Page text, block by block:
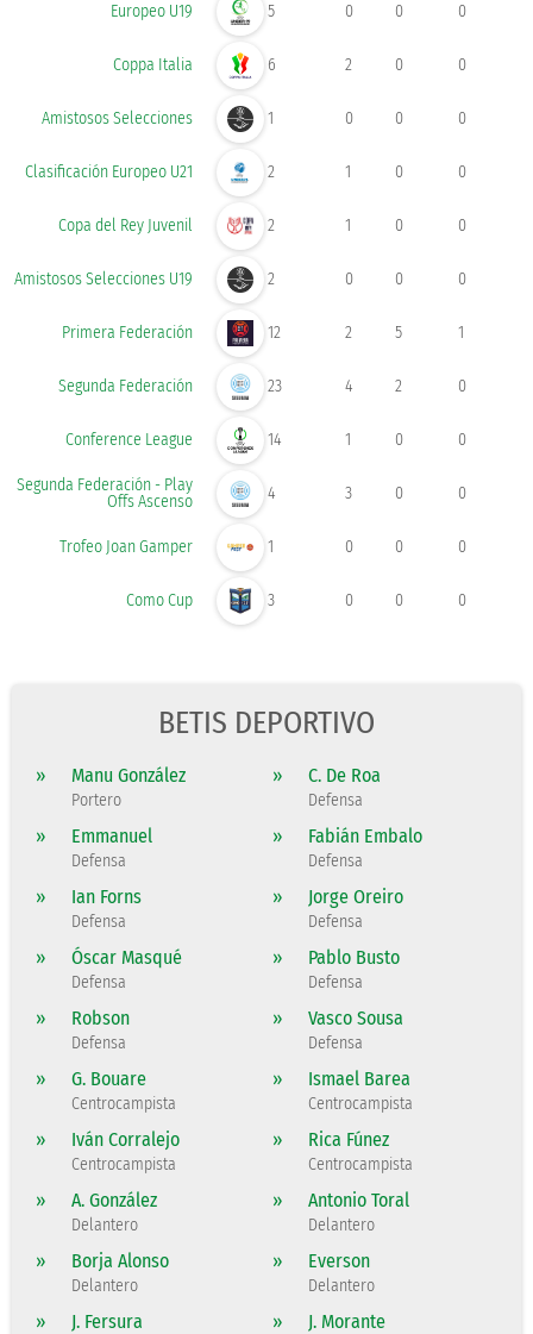
Europeo U19 5 0 0 0
Coppa Italia 6 2 0 0
Amistosos Selecciones 1 0 0 0
Clasificación Europeo U21 2 1 0 0
Copa del Rey Juvenil 2 1 0 0
Amistosos Selecciones U19 2 0 0 0
Primera Federación 12 2 5 1
Segunda Federación 23 4 2 0
Conference League 14 1 0 0
Segunda Federación - Play
Offs Ascenso
4 3 0 0
Trofeo Joan Gamper 1 0 0 0
Como Cup 3 0 0 0
BETIS DEPORTIVO
» Manu González
Portero
» C. De Roa
Defensa
» Emmanuel
Defensa
» Fabián Embalo
Defensa
» Ian Forns
Defensa
» Jorge Oreiro
Defensa
» Óscar Masqué
Defensa
» Pablo Busto
Defensa
» Robson
Defensa
» Vasco Sousa
Defensa
» G. Bouare
Centrocampista
» Ismael Barea
Centrocampista
» Iván Corralejo
Centrocampista
» Rica Fúnez
Centrocampista
» A. González
Delantero
» Antonio Toral
Delantero
» Borja Alonso
Delantero
» Everson
Delantero
» J. Fersura » J. Morante